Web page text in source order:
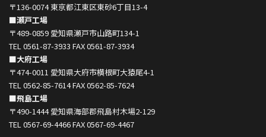
〒136-0074 東京都江東区東砂6丁目13-4
■瀬戸工場
〒489-0859 愛知県瀬戸市山路町134-1
TEL 0561-87-3933 FAX 0561-87-3934
■大府工場
〒474-0011 愛知県大府市横根町大猿尾4-1
TEL 0562-85-7614 FAX 0562-85-7624
■飛島工場
〒490-1444 愛知県海部郡飛島村木場2-129
TEL 0567-69-4466 FAX 0567-69-4467